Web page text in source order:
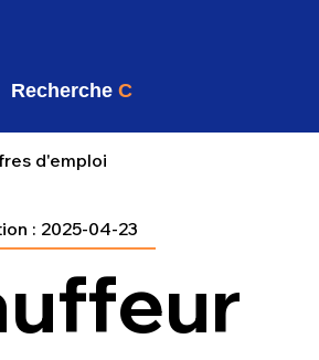
d'emploi
2025-04-23
:
Recherche C